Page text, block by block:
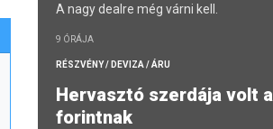
A nagy dealre még várni kell.
9 ÓRÁJA
RÉSZVÉNY / DEVIZA / ÁRU
Hervasztó szerdája volt a
forintnak